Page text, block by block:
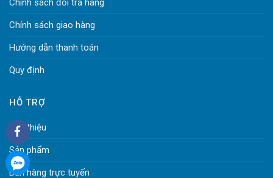
Chính sách đổi trả hàng
Chính sách giao hàng
Hướng dẫn thanh toán
Quy định
HỖ TRỢ
Giới thiệu
Sản phẩm
Bán hàng trực tuyến